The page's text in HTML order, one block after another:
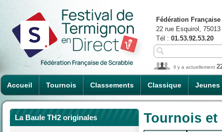
Accueil Tournois Classements Classique Jeunes
Fédération
22 rue Esquirol,
Tél : 01.53.92.53.20
Il y a actuellement
La Baule TH2 originales Tournois